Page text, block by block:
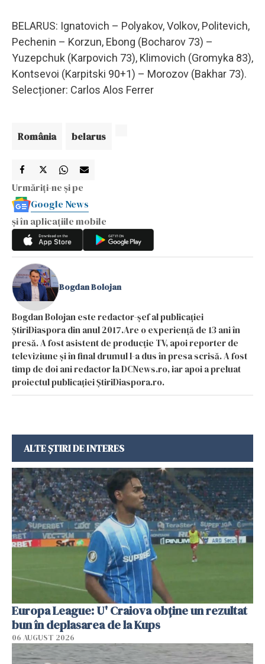
BELARUS: Ignatovich – Polyakov, Volkov, Politevich,
Pechenin – Korzun, Ebong (Bocharov 73) –
Yuzepchuk (Karpovich 73), Klimovich (Gromyka 83),
Kontsevoi (Karpitski 90+1) – Morozov (Bakhar 73).
Selecționer: Carlos Alos Ferrer
România belarus
Urmăriți-ne și pe
Google News
și în aplicațiile mobile
Bogdan Bolojan
Bogdan Bolojan este redactor-șef al publicației
ȘtiriDiaspora din anul 2017.Are o experiență de 13 ani în
presă. A fost asistent de producție TV, apoi reporter de
televiziune și în final drumul l-a dus în presa scrisă. A fost
timp de doi ani redactor la DCNews.ro, iar apoi a preluat
proiectul publicației ȘtiriDiaspora.ro.
ALTE ȘTIRI DE INTERES
Europa League: U' Craiova obține un rezultat
bun în deplasarea de la Kups
06 AUGUST 2026